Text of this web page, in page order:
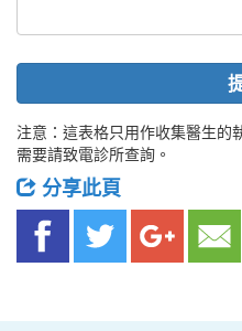
注意：這表格只用作收集醫生的
需要請致電診所查詢。
分享此頁